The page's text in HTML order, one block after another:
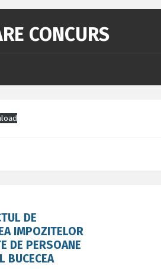
CONCURS
DE
IMPOZITELOR
DE PERSOANE
BUCECEA